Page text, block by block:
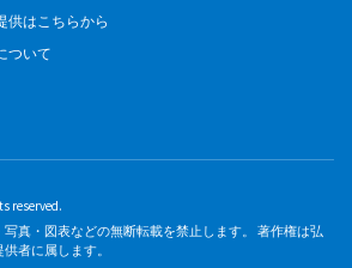
供はこちらから
ついて
reserved.
真・図表などの無断転載を禁止します。 著作権は弘
者に属します。